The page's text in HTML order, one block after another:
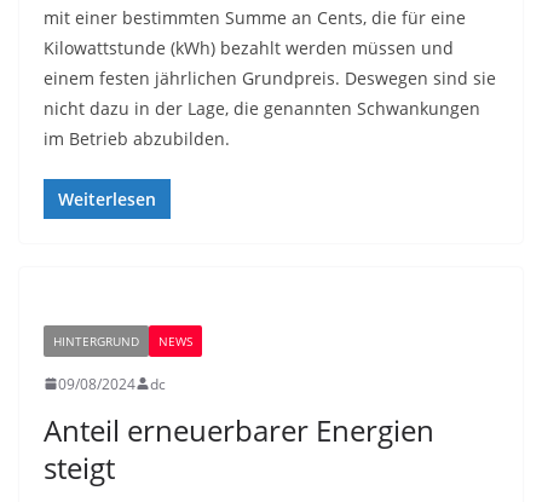
mit einer bestimmten Summe an Cents, die für eine
Kilowattstunde (kWh) bezahlt werden müssen und
einem festen jährlichen Grundpreis. Deswegen sind sie
nicht dazu in der Lage, die genannten Schwankungen
im Betrieb abzubilden.
Weiterlesen
HINTERGRUND NEWS
09/08/2024 dc
Anteil erneuerbarer Energien
steigt